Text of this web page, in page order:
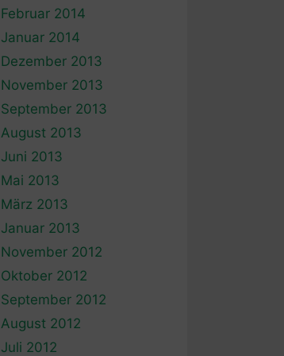
Februar 2014
Januar 2014
Dezember 2013
November 2013
September 2013
August 2013
Juni 2013
Mai 2013
März 2013
Januar 2013
November 2012
Oktober 2012
September 2012
August 2012
Juli 2012